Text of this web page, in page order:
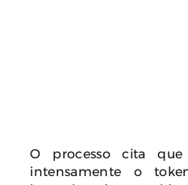
O processo cita
intensamente o